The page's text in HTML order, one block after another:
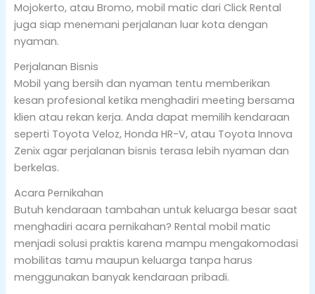
Mojokerto, atau Bromo, mobil matic dari Click Rental
juga siap menemani perjalanan luar kota dengan
nyaman.
Perjalanan Bisnis
Mobil yang bersih dan nyaman tentu memberikan
kesan profesional ketika menghadiri meeting bersama
klien atau rekan kerja. Anda dapat memilih kendaraan
seperti Toyota Veloz, Honda HR-V, atau Toyota Innova
Zenix agar perjalanan bisnis terasa lebih nyaman dan
berkelas.
Acara Pernikahan
Butuh kendaraan tambahan untuk keluarga besar saat
menghadiri acara pernikahan? Rental mobil matic
menjadi solusi praktis karena mampu mengakomodasi
mobilitas tamu maupun keluarga tanpa harus
menggunakan banyak kendaraan pribadi.